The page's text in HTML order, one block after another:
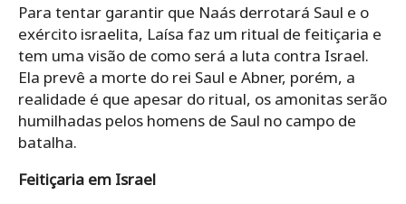
Para tentar garantir que Naás derrotará Saul e o
exército israelita, Laísa faz um ritual de feitiçaria e
tem uma visão de como será a luta contra Israel.
Ela prevê a morte do rei Saul e Abner, porém, a
realidade é que apesar do ritual, os amonitas serão
humilhadas pelos homens de Saul no campo de
batalha.
Feitiçaria em Israel